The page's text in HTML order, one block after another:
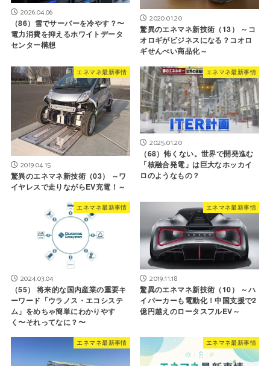
2026.04.06
（86）雪でサーバーを冷やす？〜
電力消費を抑えるホワイトデータ
センター構想
2020.01.20
驚異のエネマネ新技術（13） ～コ
オロギがビジネスになる？コオロ
ギせんべい商品化～
エネマネ最新事情
2019.04.15
驚異のエネマネ新技術（03） ～ワ
イヤレスで走りながらEV充電！～
エネマネ最新事情
2025.01.20
（68）怖くない。世界で開発進む
「核融合発電」は巨大なホッカイ
ロのようなもの？
エネマネ最新事情
2024.03.04
（55） 将来的な国内産業の重要キ
ーワード「ウラノス・エコシステ
ム」をめちゃ簡単にわかりやす
く〜それってなに？〜
エネマネ最新事情
2019.11.18
驚異のエネマネ新技術（10） ～ハ
イパーカーも電動化！中国支援で2
億円越えのロータスフルEV～
エネマネ最新事情 エネマネ最新事情